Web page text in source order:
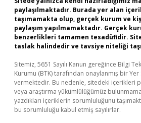
paylaşılmaktadır. Burada yer alan
taşımamakta olup, gerçek kurum ve
paylaşım yapılmamaktadır. Gerçek
benzerlikleri tamamen tesadüfidir.
taslak halindedir ve tavsiye niteliği
Sitemiz, 5651 Sayılı Kanun gereğince Bilgi
Kurumu (BTK) tarafından onaylanmış bir Yer
vermektedir. Bu nedenle, sitedeki içerikleri
veya araştırma yükümlülüğümüz
yazdıkları içeriklerin sorumluluğunu
bu sorumluluğu kabul etmiş sayılırlar.